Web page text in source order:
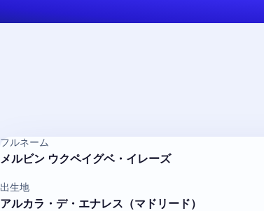
フルネーム
メルビン ウクペイグベ・イレーズ
出生地
アルカラ・デ・エナレス（マドリード）